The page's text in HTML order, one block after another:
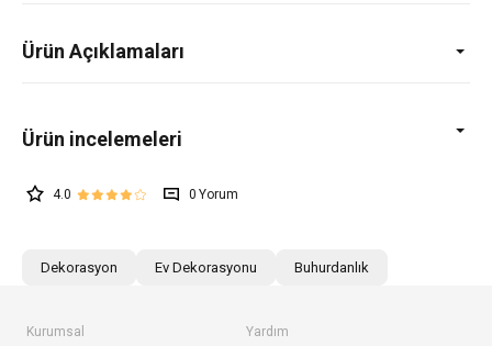
Ürün Açıklamaları
4.0 0
Dekorasyon Ev Dekorasyonu Buhurdanlık
Kurumsal Yardım